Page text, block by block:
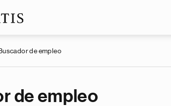
de empleo
de empleo